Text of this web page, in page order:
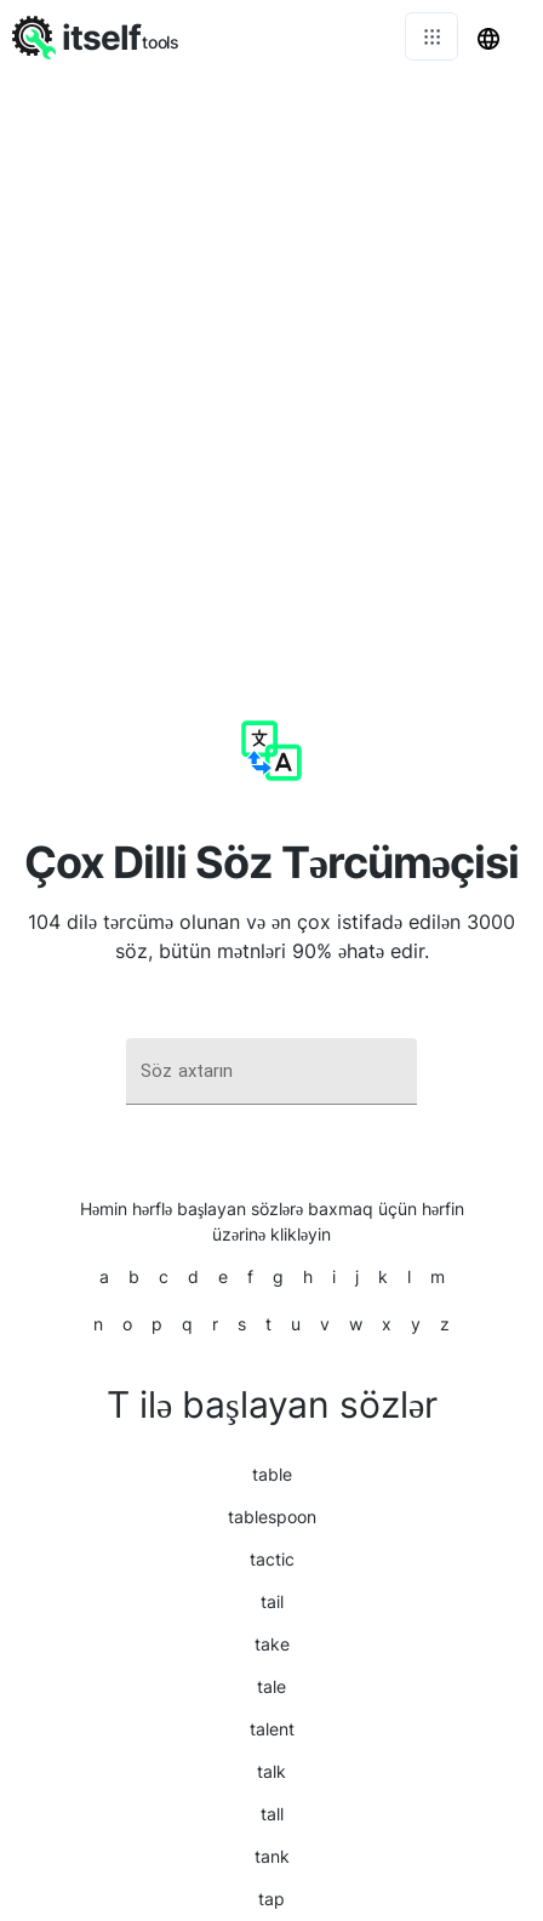
Çox Dilli Söz Tərcüməçisi
104 dilə tərcümə olunan və ən çox istifadə edilən 3000
söz, bütün mətnləri 90% əhatə edir.
Söz axtarın
Həmin hərflə başlayan sözlərə baxmaq üçün hərfin
üzərinə klikləyin
a b c d e f g h i j k l m
n o p q r s t u v w x y z
T ilə başlayan sözlər
table
tablespoon
tactic
tail
take
tale
talent
talk
tall
tank
tap
itselftools